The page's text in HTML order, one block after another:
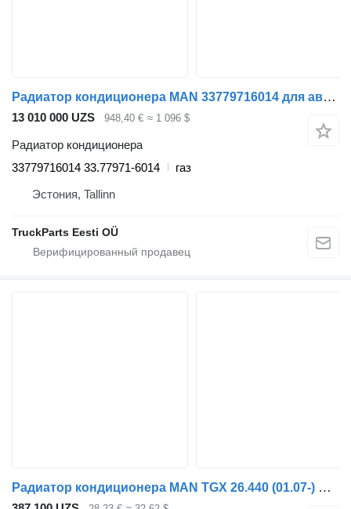
Радиатор кондиционера MAN 33779716014 для автобуса MAN
13 010 000 UZS 948,40 € ≈ 1 096 $
Радиатор кондиционера
33779716014 33.77971-6014
газ
Эстония, Tallinn
TruckParts Eesti OÜ
Радиатор кондиционера MAN TGX 26.440 (01.07-) SD7H15-6008 для тягача MAN TGL, TGM, TGS, TGX (2005-2021)